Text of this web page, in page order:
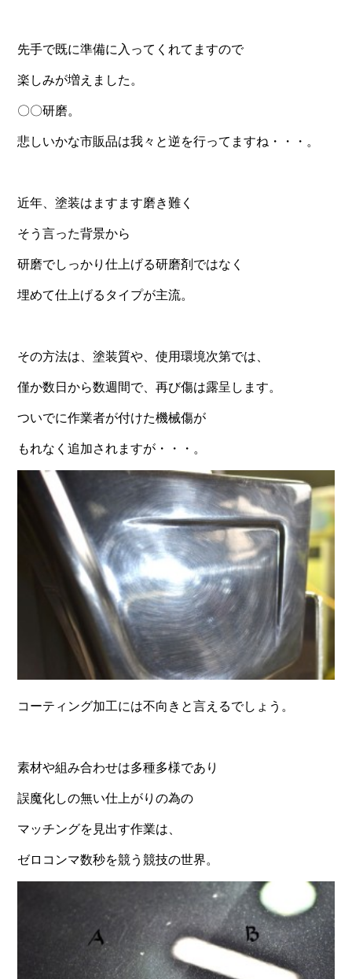
先手で既に準備に入ってくれてますので
楽しみが増えました。
〇〇研磨。
悲しいかな市販品は我々と逆を行ってますね・・・。
近年、塗装はますます磨き難く
そう言った背景から
研磨でしっかり仕上げる研磨剤ではなく
埋めて仕上げるタイプが主流。
その方法は、塗装質や、使用環境次第では、
僅か数日から数週間で、再び傷は露呈します。
ついでに作業者が付けた機械傷が
もれなく追加されますが・・・。
コーティング加工には不向きと言えるでしょう。
素材や組み合わせは多種多様であり
誤魔化しの無い仕上がりの為の
マッチングを見出す作業は、
ゼロコンマ数秒を競う競技の世界。